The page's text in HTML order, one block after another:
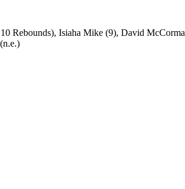
Rebounds), Isiaha Mike (9), David